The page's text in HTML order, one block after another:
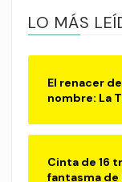
LO MÁS
El renacer
nombre: La
Cinta de 16
fantasma de